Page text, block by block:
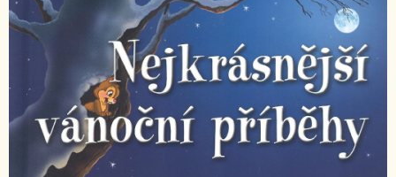
0,0
hvězdiček.